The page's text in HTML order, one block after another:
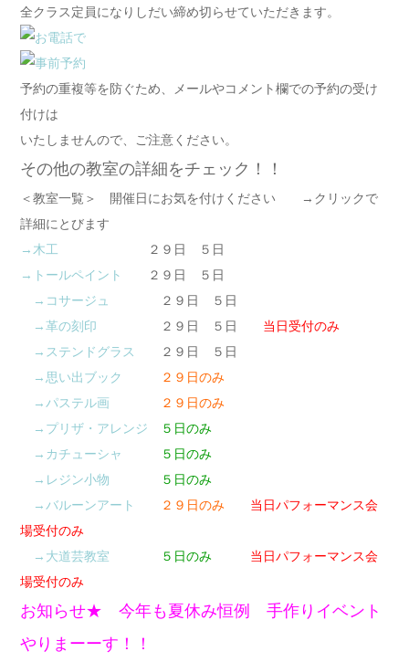
全クラス定員になりしだい締め切らせていただきます。
予約の重複等を防ぐため、メールやコメント欄での予約の受け
付けは
いたしませんので、ご注意ください。
その他の教室の詳細をチェック！！
＜教室一覧＞ 開催日にお気を付けください →クリックで
詳細にとびます
→木工 ２９日 ５日
→トールペイント
２９日 ５日
→コサージュ
２９日 ５日
→革の刻印
２９日 ５日 当日受付のみ
→ステンドグラス
２９日 ５日
→思い出ブック
２９日のみ
→パステル画
２９日のみ
→プリザ・アレンジ
５日のみ
→カチューシャ
５日のみ
→レジン小物
５日のみ
→バルーンアート
２９日のみ
当日パフォーマンス会
場受付のみ
→大道芸教室
５日のみ
当日パフォーマンス会
場受付のみ
お知らせ★ 今年も夏休み恒例 手作りイベント
やりまーーす！！